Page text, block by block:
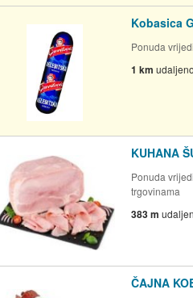
Kobasica
Ponuda
1 km udaljeno
KUHANA
Ponuda
trgovinama
383 m
ČAJNA